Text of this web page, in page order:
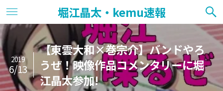
堀江晶太・kemu速報
【東雲大和×巻宗介】バンドやろ
うぜ！映像作品コメンタリーに堀
江晶太参加!
2019
6/13